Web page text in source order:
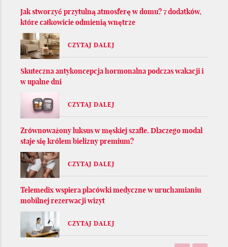
Jak stworzyć przytulną atmosferę w domu? 7 dodatków,
które całkowicie odmienią wnętrze
CZYTAJ DALEJ
Skuteczna antykoncepcja hormonalna podczas wakacji i
w upalne dni
CZYTAJ DALEJ
Zrównoważony luksus w męskiej szafie. Dlaczego modal
staje się królem bielizny premium?
CZYTAJ DALEJ
Telemedix wspiera placówki medyczne w uruchamianiu
mobilnej rezerwacji wizyt
CZYTAJ DALEJ